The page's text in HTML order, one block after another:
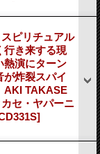
ピリチュアル
行き来する現
熱演にターン
が炸裂スパイ
AKI TAKASE
セ・ヤパーニ